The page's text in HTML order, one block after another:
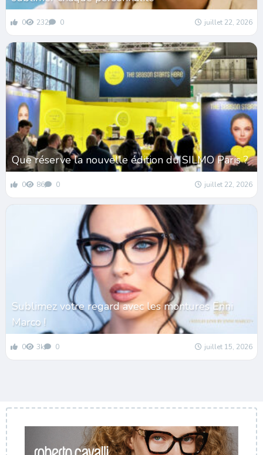
0 232 0 juillet 22, 2026
Que réserve la nouvelle édition du SILMO Paris ?
0 86 0 juillet 22, 2026
Sublimez votre regard avec les montures Enni
Marco !
0 3k 0 juillet 15, 2026